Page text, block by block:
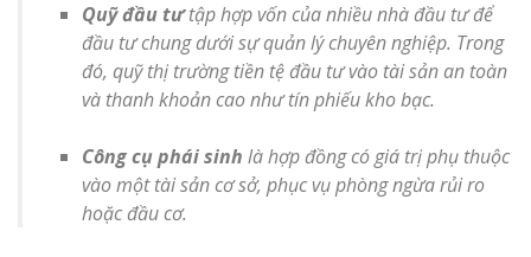
Quỹ đầu tưtập hợp vốn của nhiều nhà đầu tư để
đầu tư chung dưới sự quản lý chuyên nghiệp. Trong
đó, quỹ thị trường tiền tệ đầu tư vào tài sản an toàn
và thanh khoản cao như tín phiếu kho bạc.
Công cụ phái sinh là hợp đồng có giá trị phụ thuộc
vào một tài sản cơ sở, phục vụ phòng ngừa rủi ro
hoặc đầu cơ.